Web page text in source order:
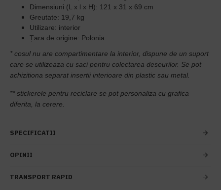
Dimensiuni (L x l x H): 121 x 31 x 69 cm
Greutate: 19,7 kg
Utilizare: interior
Țara de origine: Polonia
* cosul nu are compartimentare la interior, dispune de un suport
care se utilizeaza cu saci pentru colectarea deseurilor. Se pot
achizitiona separat insertii interioare din plastic sau metal.
** stickerele pentru reciclare se pot personaliza cu grafica
diferita, la cerere.
SPECIFICATII
OPINII
TRANSPORT RAPID